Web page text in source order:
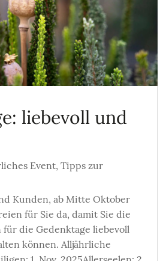
liebevoll und
Event, Tipps zur
Kunden, ab Mitte Oktober
für Sie da, damit Sie die
die Gedenktage liebevoll
können. Alljährliche